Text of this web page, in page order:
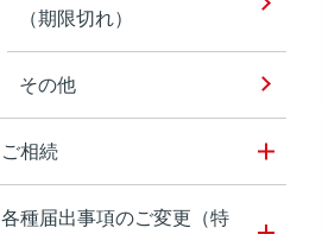
（期限切れ）
その他
ご相続
各種届出事項のご変更（特